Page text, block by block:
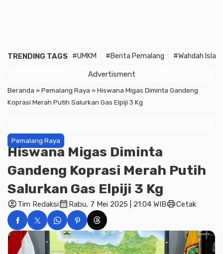
TRENDING TAGS #UMKM #Berita Pemalang #Wahdah
Advertisment
Beranda »Pemalang Raya »Hiswana Migas Diminta Gandeng
Koprasi Merah Putih Salurkan Gas Elpiji 3 Kg
Pemalang Raya
Hiswana Migas Diminta
Gandeng Koprasi Merah Putih
Salurkan Gas Elpiji 3 Kg
account_circleTim Redaksicalendar_month Rabu, 7 Mei 2025 | 21:04 WIBprintCetak